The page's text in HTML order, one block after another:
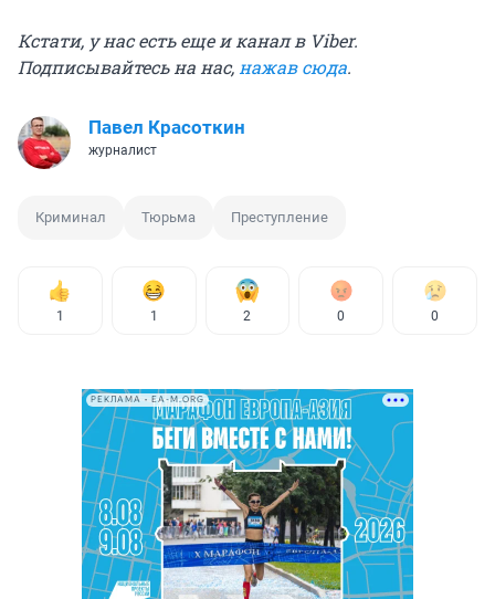
Кстати, у нас есть еще и канал в Viber.
Подписывайтесь на нас, нажав сюда.
Павел Красоткин
журналист
Криминал Тюрьма Преступление
1 1 2 0 0
РЕКЛАМА • EA-M.ORG